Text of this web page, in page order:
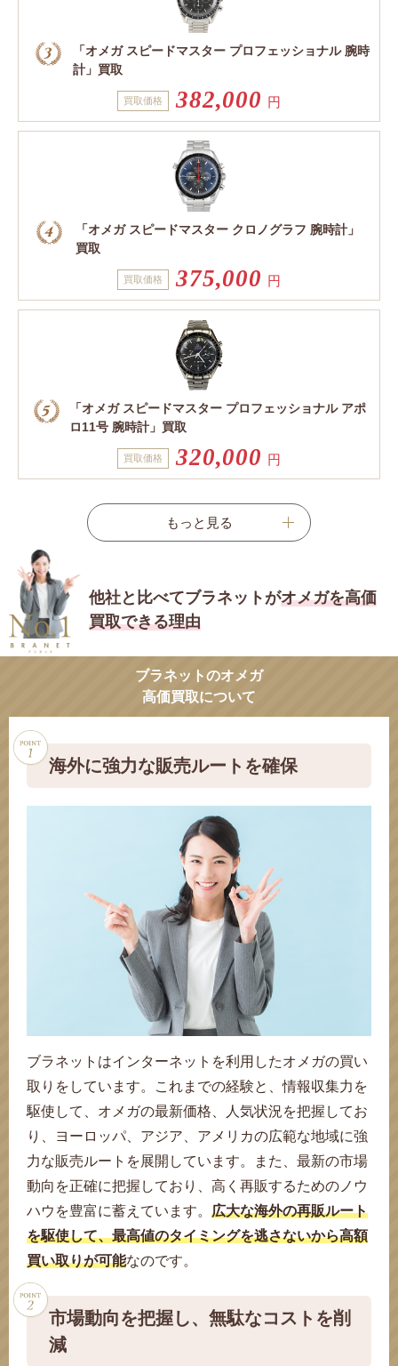
「オメガ スピードマスター プロフェッショナル 腕時
計」買取
買取価格 382,000 円
「オメガ スピードマスター クロノグラフ 腕時計」
買取
買取価格 375,000 円
「オメガ スピードマスター プロフェッショナル アポ
ロ11号 腕時計」買取
買取価格 320,000 円
他社と比べてブラネットがオメガを高価
買取できる理由
ブラネットのオメガ
高価買取について
海外に強力な販売ルートを確保
ブラネットはインターネットを利用したオメガの買い
取りをしています。これまでの経験と、情報収集力を
駆使して、オメガの最新価格、人気状況を把握してお
り、ヨーロッパ、アジア、アメリカの広範な地域に強
力な販売ルートを展開しています。また、最新の市場
動向を正確に把握しており、高く再販するためのノウ
ハウを豊富に蓄えています。 広大な海外の再販ルート
を駆使して、最高値のタイミングを逃さないから高額
買い取りが可能なのです。
市場動向を把握し、無駄なコストを削
減